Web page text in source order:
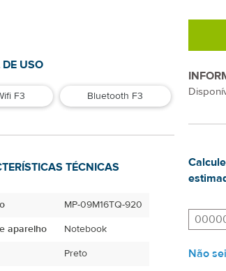
DE USO
F3 Bluetooth F3
TÉCNICAS
MP-09M16TQ-920
aparelho
Notebook
Preto
Não